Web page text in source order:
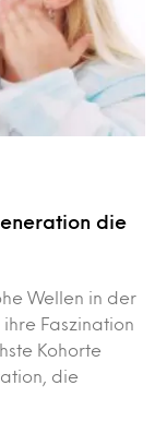
die
Wellen in der
Faszination
Kohorte
die